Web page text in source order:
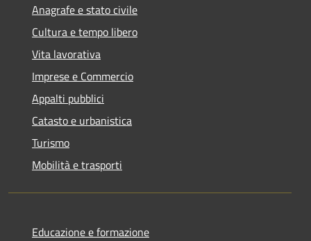
Anagrafe e stato civile
Cultura e tempo libero
Vita lavorativa
Imprese e Commercio
Appalti pubblici
Catasto e urbanistica
Turismo
Mobilità e trasporti
Educazione e formazione